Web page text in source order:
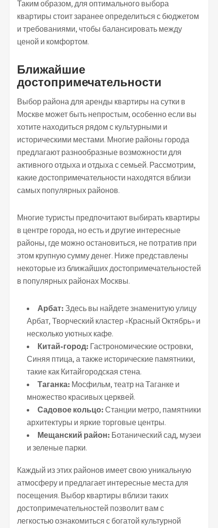
Таким образом, для оптимального выбора
квартиры стоит заранее определиться с бюджетом
и требованиями, чтобы балансировать между
ценой и комфортом.
Ближайшие
достопримечательности
Выбор района для аренды квартиры на сутки в
Москве может быть непростым, особенно если вы
хотите находиться рядом с культурными и
историческими местами. Многие районы города
предлагают разнообразные возможности для
активного отдыха и отдыха с семьей. Рассмотрим,
какие достопримечательности находятся вблизи
самых популярных районов.
Многие туристы предпочитают выбирать квартиры
в центре города, но есть и другие интересные
районы, где можно остановиться, не потратив при
этом крупную сумму денег. Ниже представлены
некоторые из ближайших достопримечательностей
в популярных районах Москвы.
Арбат: Здесь вы найдете знаменитую улицу
Арбат, Творческий кластер «Красный Октябрь» и
несколько уютных кафе.
Китай-город: Гастрономические островки,
Синяя птица, а также исторические памятники,
такие как Китайгородская стена.
Таганка: Мосфильм, театр на Таганке и
множество красивых церквей.
Садовое кольцо:Станции метро, памятники
архитектуры и яркие торговые центры.
Мещанский район: Ботанический сад, музеи
и зеленые парки.
Каждый из этих районов имеет свою уникальную
атмосферу и предлагает интересные места для
посещения. Выбор квартиры вблизи таких
достопримечательностей позволит вам с
легкостью ознакомиться с богатой культурной